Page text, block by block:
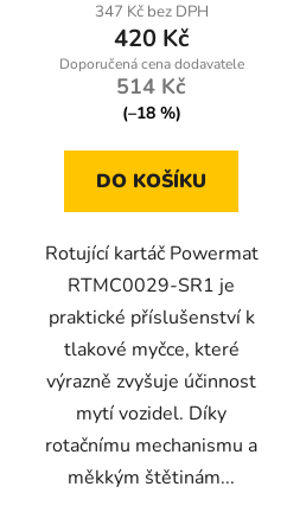
347 Kč bez DPH
420 Kč
514 Kč
(–18 %)
DO KOŠÍKU
Rotující kartáč Powermat
RTMC0029-SR1 je
praktické příslušenství k
tlakové myčce, které
výrazně zvyšuje účinnost
mytí vozidel. Díky
rotačnímu mechanismu a
měkkým štětinám...